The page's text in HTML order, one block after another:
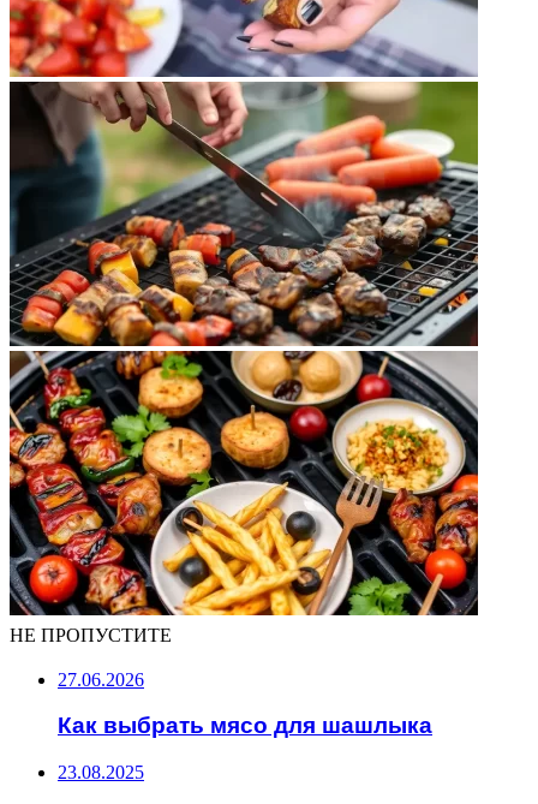
НЕ ПРОПУСТИТЕ
27.06.2026
Как выбрать мясо для шашлыка
23.08.2025